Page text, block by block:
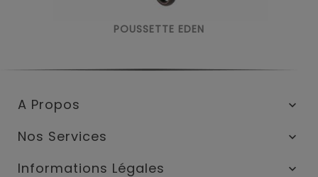
POUSSETTE EDEN
A Propos 
Nos Services 
Informations Légales 